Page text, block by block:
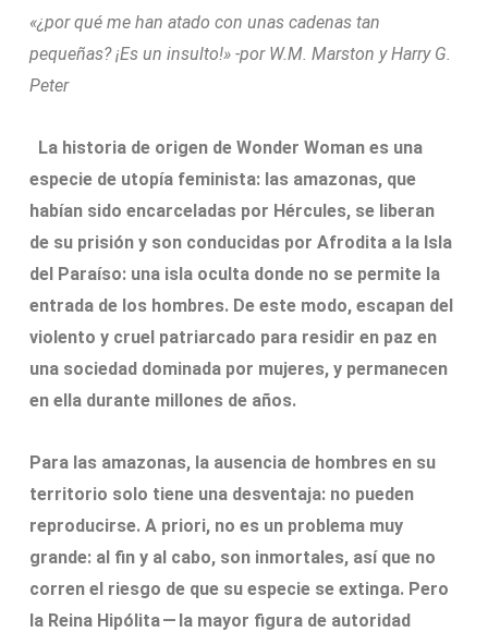
«¿por qué me han atado con unas cadenas tan
pequeñas? ¡Es un insulto!» -por W.M. Marston y Harry G.
Peter
La historia de origen de Wonder Woman es una
especie de utopía feminista: las amazonas, que
habían sido encarceladas por Hércules, se liberan
de su prisión y son conducidas por Afrodita a la Isla
del Paraíso: una isla oculta donde no se permite la
entrada de los hombres. De este modo, escapan del
violento y cruel patriarcado para residir en paz en
una sociedad dominada por mujeres, y permanecen
en ella durante millones de años.
Para las amazonas, la ausencia de hombres en su
territorio solo tiene una desventaja: no pueden
reproducirse. A priori, no es un problema muy
grande: al fin y al cabo, son inmortales, así que no
corren el riesgo de que su especie se extinga. Pero
la Reina Hipólita — la mayor figura de autoridad